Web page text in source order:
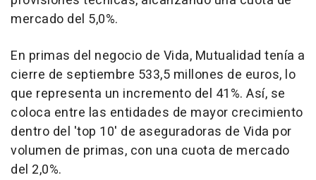
mercado del 5,0%.
En primas del negocio de Vida, Mutualidad tenía a
cierre de septiembre 533,5 millones de euros, lo
que representa un incremento del 41%. Así, se
coloca entre las entidades de mayor crecimiento
dentro del 'top 10' de aseguradoras de Vida por
volumen de primas, con una cuota de mercado
del 2,0%.